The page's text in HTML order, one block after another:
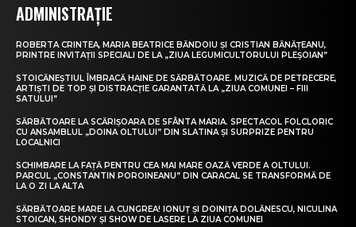
ADMINISTRAȚIE
ROBERTA CRINTEA, MARIA BEATRICE BĂNDOIU ȘI CRISTIAN BĂNĂȚEANU,
PRINTRE INVITAȚII SPECIALI DE LA „ZIUA LEGUMICULTORULUI PLEȘOIAN”
STOICĂNEȘTIUL ÎMBRACĂ HAINE DE SĂRBĂTOARE. MUZICĂ DE PETRECERE,
ARTIȘTI DE TOP ȘI DISTRACȚIE GARANTATĂ LA „ZIUA COMUNEI – FIII
SATULUI”
SĂRBĂTOARE LA SCĂRIȘOARA DE SFÂNTA MARIA. SPECTACOL FOLCLORIC
CU ANSAMBLUL „DOINA OLTULUI” DIN SLATINA ȘI SURPRIZE PENTRU
LOCALNICI
SCHIMBARE LA FAȚĂ PENTRU CEA MAI MARE OAZĂ VERDE A OLTULUI.
PARCUL „CONSTANTIN POROINEANU” DIN CARACAL SE TRANSFORMĂ DE
LA O ZI LA ALTA
SĂRBĂTOARE MARE LA CUNGREA! IONUȚ ȘI DOINIȚA DOLĂNESCU, NICULINA
STOICAN, SHONDY ȘI SHOW DE LASERE LA ZIUA COMUNEI